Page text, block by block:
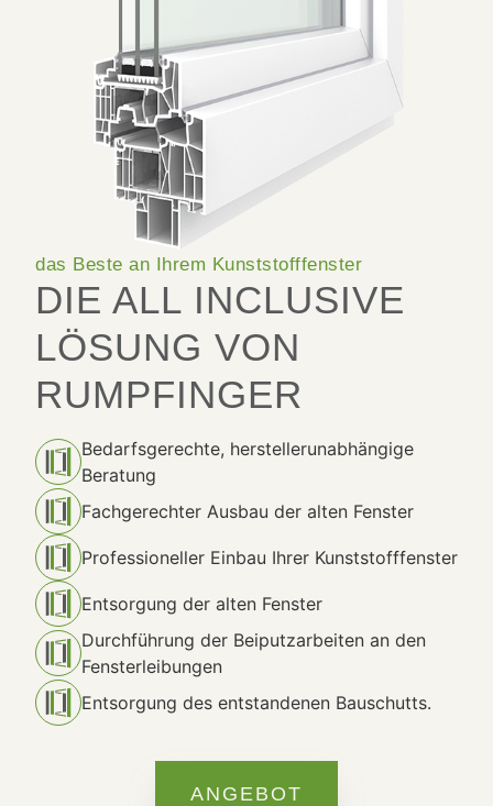
das Beste an Ihrem Kunststofffenster
DIE ALL INCLUSIVE
LÖSUNG VON
RUMPFINGER
Bedarfsgerechte, herstellerunabhängige
Beratung
Fachgerechter Ausbau der alten Fenster
Professioneller Einbau Ihrer Kunststofffenster​
Entsorgung der alten Fenster
Durchführung der Beiputzarbeiten an den
Fensterleibungen
Entsorgung des entstandenen Bauschutts.
ANGEBOT